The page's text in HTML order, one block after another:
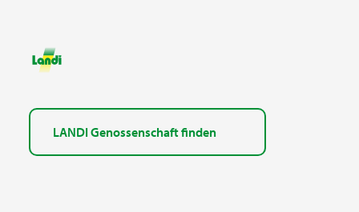
LANDI Genossenschaft finden